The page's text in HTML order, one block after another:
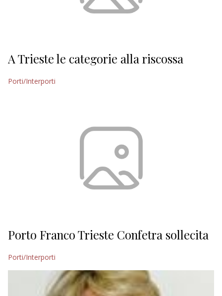
A Trieste le categorie alla riscossa
Porti/Interporti
Porto Franco Trieste Confetra sollecita
Porti/Interporti